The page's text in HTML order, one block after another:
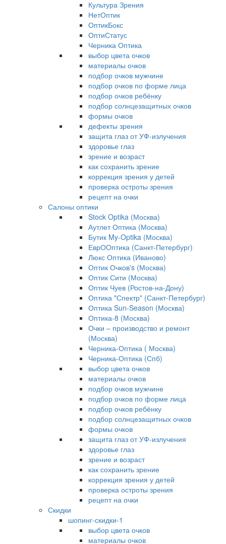
Культура Зрения
НетОптик
ОптикБокс
ОптиСтатус
Черника Оптика
выбор цвета очков
материалы очков
подбор очков мужчине
подбор очков по форме лица
подбор очков ребёнку
подбор солнцезащитных очков
формы очков
дефекты зрения
защита глаз от УФ-излучения
здоровье глаз
зрение и возраст
как сохранить зрение
коррекция зрения у детей
проверка остроты зрения
рецепт на очки
Салоны оптики
Stock Optika (Москва)
Аутлет Оптика (Москва)
Бутик My-Optika (Москва)
ЕврООптика (Санкт-Петербург)
Люкс Оптика (Иваново)
Оптик Очков's (Москва)
Оптик Сити (Москва)
Оптик Чуев (Ростов-на-Дону)
Оптика "Спектр" (Санкт-Петербург)
Оптика Sun-Season (Москва)
Оптика-8 (Москва)
Очки – производство и ремонт
(Москва)
Черника-Оптика ( Москва)
Черника-Оптика (Спб)
выбор цвета очков
материалы очков
подбор очков мужчине
подбор очков по форме лица
подбор очков ребёнку
подбор солнцезащитных очков
формы очков
защита глаз от УФ-излучения
здоровье глаз
зрение и возраст
как сохранить зрение
коррекция зрения у детей
проверка остроты зрения
рецепт на очки
Скидки
шопинг-скидки-1
выбор цвета очков
материалы очков